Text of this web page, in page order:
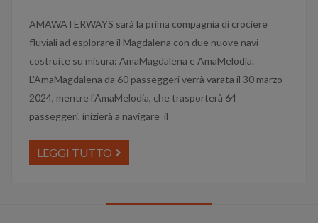
AMAWATERWAYS sarà la prima compagnia di crociere
fluviali ad esplorare il Magdalena con due nuove navi
costruite su misura: AmaMagdalena e AmaMelodia.
L'AmaMagdalena da 60 passeggeri verrà varata il 30 marzo
2024, mentre l'AmaMelodia, che trasporterà 64
passeggeri, inizierà a navigare il
LEGGI TUTTO